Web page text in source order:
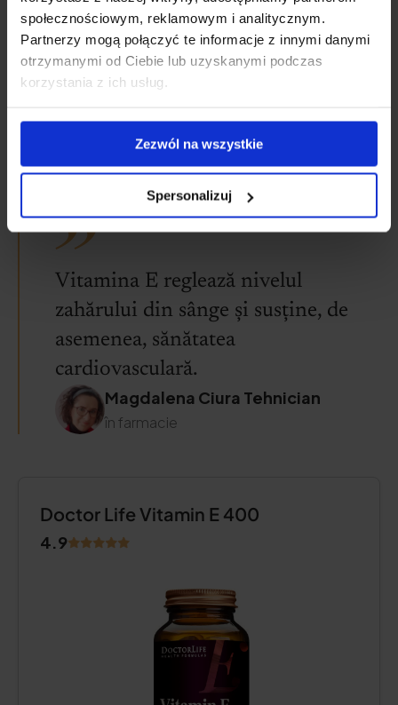
społecznościowym, reklamowym i analitycznym.
Partnerzy mogą połączyć te informacje z innymi danymi
otrzymanymi od Ciebie lub uzyskanymi podczas
korzystania z ich usług.
Zezwól na wszystkie
Spersonalizuj
Are un efect pozitiv asupra funcției
.
Previne
și
.
Reduce riscul de degenerescență maculară
Vitamina E reglează nivelul
zahărului din sânge și susține, de
asemenea, sănătatea
cardiovasculară.
Magdalena Ciura Tehnician
în farmacie
Doctor Life Vitamin E 400
4.9